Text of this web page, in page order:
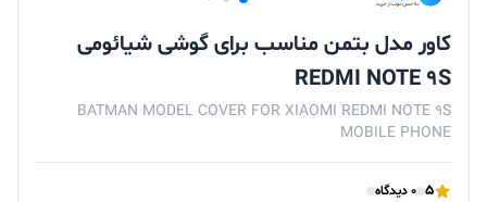
کاور مدل بتمن مناسب برای گوشی شیائومی
REDMI NOTE 9S
BATMAN MODEL COVER FOR XIAOMI REDMI NOTE 9S
MOBILE PHONE
5 0 دیدگاه